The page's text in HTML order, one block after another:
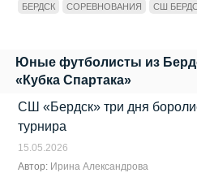
БЕРДСК СОРЕВНОВАНИЯ СШ
Юные футболисты из
«Кубка Спартака»
СШ «Бердск» три дня
турнира
15.05.2026
Автор: Ирина Александрова